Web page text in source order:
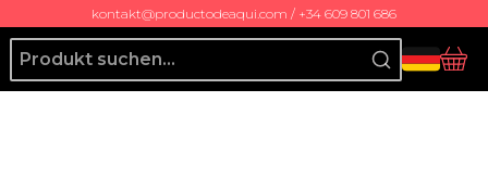
kontakt@productodeaqui.com / +34 609 801 686
Producto de Aquí